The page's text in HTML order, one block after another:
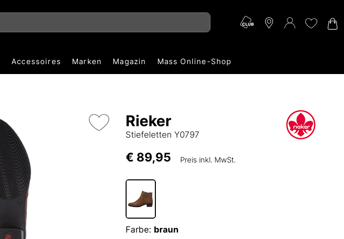
Accessoires Marken Magazin Mass Online-Shop
Rieker
Stiefeletten Y0797
€ 89,95 Preis inkl. MwSt.
Farbe: braun